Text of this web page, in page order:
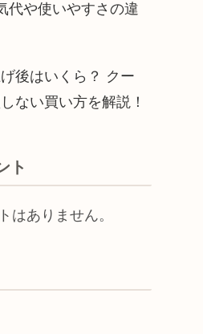
代や使いやすさの違
後はいくら？ クー
ない買い方を解説！
ト
はありません。